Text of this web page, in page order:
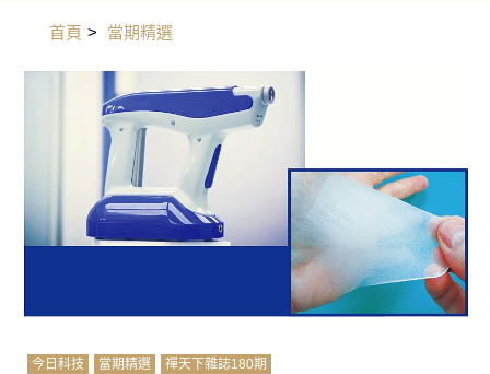
首頁 > 當期精選
今日科技 當期精選 禪天下雜誌180期